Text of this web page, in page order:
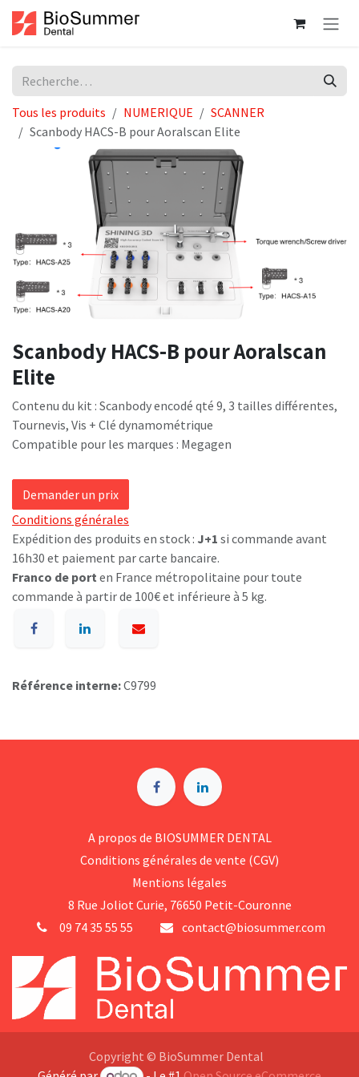
Se rendre au contenu
Tous les produits NUMERIQUE
SCANNER
Scanbody HACS-B pour Aoralscan Elite
Scanbody HACS-B pour Aoralscan
Elite
Contenu du kit : Scanbody encodé qté 9, 3 tailles différentes,
Tournevis, Vis + Clé dynamométrique
Compatible pour les marques : Megagen
Demander un prix
Conditions générales
Expédition des produits en stock : J+1 si commande avant
16h30 et paiement par carte bancaire.
Franco de port en France métropolitaine pour toute
commande à partir de 100€ et inférieure à 5 kg.
Référence interne:C9799
A p​ropos de BIOSUMMER DENTAL
Conditions générales d​e vente (CGV)
Mentions légales
8 Rue Jol​iot Curie, 76650 Petit-Couronne
09 74 35 55 55
contact@biosummer.com
Copyright © BioSummer Dental